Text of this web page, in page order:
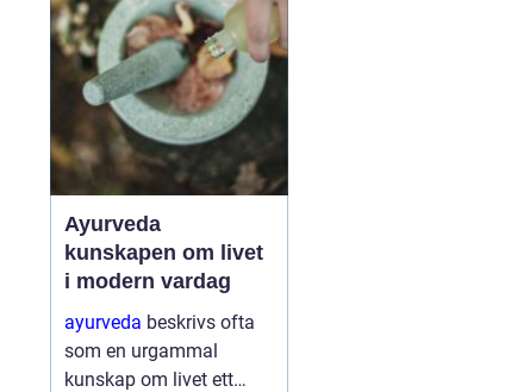
fastigheter, kulturarv och
infrastruktur för at...
Ayurveda
kunskapen om livet
i modern vardag
ayurveda beskrivs ofta
som en urgammal
kunskap om livet ett